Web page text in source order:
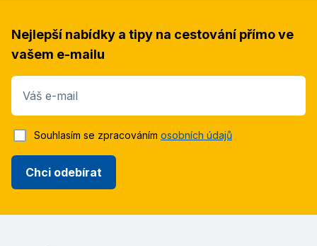
Nejlepší nabídky a tipy na cestování přímo ve
vašem e-mailu
Váš e-mail
Chci odebírat
Souhlasím se zpracováním osobních údajů